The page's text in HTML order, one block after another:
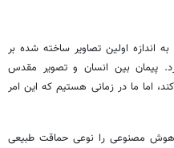
اندازه اولین تصاویر ساخته شده بر
پیمان بین انسان و تصویر مقدس
اما ما در زمانی هستیم که این امر
هوش مصنوعی را نوعی حماقت طبیعی